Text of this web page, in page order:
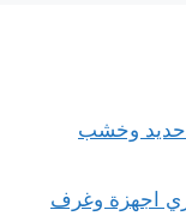
حديد وخشب
اجهزة وغرف